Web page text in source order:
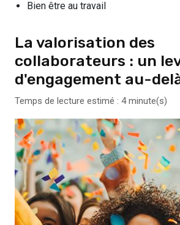
Bien être au travail
La valorisation des
collaborateurs : un
d'engagement au-
Temps de lecture estimé : 4 minute(s)